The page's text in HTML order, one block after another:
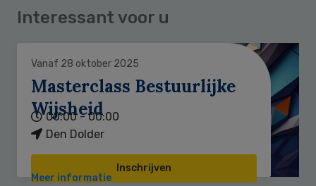
Interessant voor u
Vanaf 28 oktober 2025
Masterclass Bestuurlijke
Wijsheid
00:00 - 00:00
Den Dolder
Inschrijven
Meer informatie